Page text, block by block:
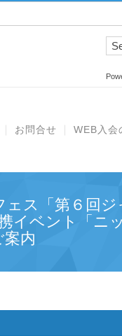
お問合せ WEB入会
ス「第６回ジ
イベント「ニ
案内